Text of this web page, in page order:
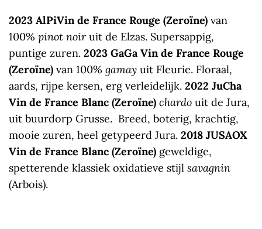
2023 AlPiVin de France Rouge (Zeroïne) van
100% pinot noiruit de Elzas. Supersappig,
puntige zuren. 2023 GaGa Vin de France Rouge
(Zeroïne) van 100% gamay uit Fleurie. Floraal,
aards, rijpe kersen, erg verleidelijk. 2022 JuCha
Vin de France Blanc (Zeroïne) chardo uit de Jura,
uit buurdorp Grusse. Breed, boterig, krachtig,
mooie zuren, heel getypeerd Jura. 2018 JUSAOX
Vin de France Blanc (Zeroïne) geweldige,
spetterende klassiek oxidatieve stijl savagnin
(Arbois).